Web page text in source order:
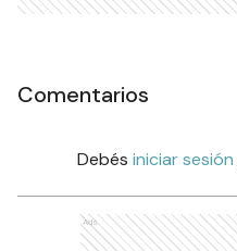
Comentarios
Debés iniciar sesión
Ads